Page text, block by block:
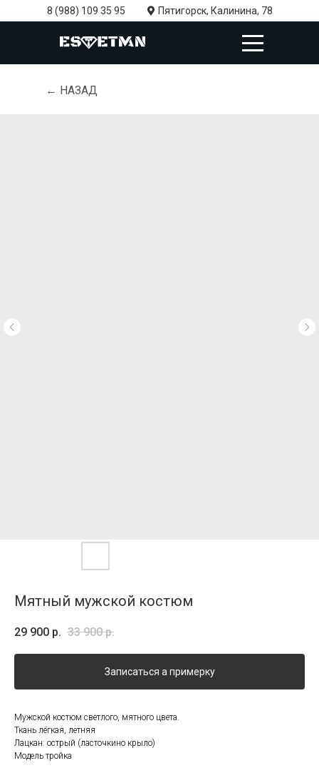
8 (988) 109 35 95 Пятигорск, Калинина, 78
← НАЗАД
Мятный мужской костюм
29 900 р. 33 900 р.
Записаться а примерку
Мужской костюм светлого, мятного цвета.
Ткань лёгкая, летняя
Лацкан: острый (ласточкино крыло)
Модель тройка